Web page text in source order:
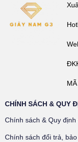
CHÍNH SÁCH & QUY
Chính sách & Quy định
Chính sách đổi trả,